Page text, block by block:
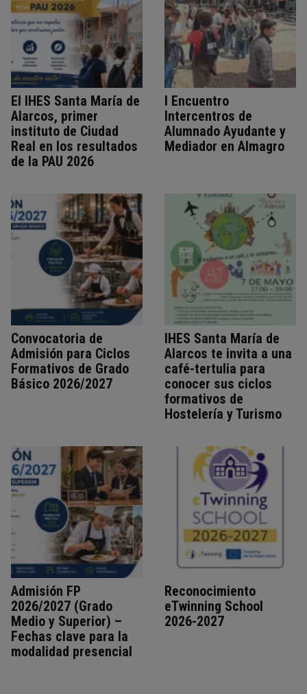
El IHES Santa María de
Alarcos, primer
instituto de Ciudad
Real en los resultados
de la PAU 2026
I Encuentro
Intercentros de
Alumnado Ayudante y
Mediador en Almagro
Convocatoria de
Admisión para Ciclos
Formativos de Grado
Básico 2026/2027
IHES Santa María de
Alarcos te invita a una
café-tertulia para
conocer sus ciclos
formativos de
Hostelería y Turismo
Admisión FP
2026/2027 (Grado
Medio y Superior) –
Fechas clave para la
modalidad presencial
Reconocimiento
eTwinning School
2026-2027